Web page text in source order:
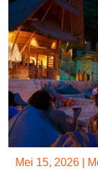
Mei 15, 2026